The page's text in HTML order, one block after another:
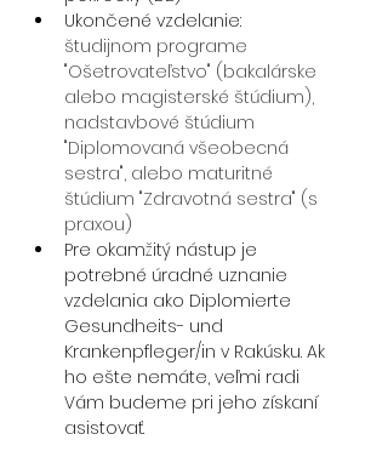
Ukončené vzdelanie:
študijnom programe
"Ošetrovateľstvo" (bakalárske
alebo magisterské štúdium),
nadstavbové štúdium
"Diplomovaná všeobecná
sestra", alebo maturitné
štúdium "Zdravotná sestra" (s
praxou)
Pre okamžitý nástup je
potrebné úradné uznanie
vzdelania ako Diplomierte
Gesundheits- und
Krankenpfleger/in v Rakúsku. Ak
ho ešte nemáte, veľmi radi
Vám budeme pri jeho získaní
asistovať.